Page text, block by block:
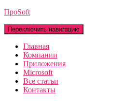
ПроSoft
Переключить навигацию
Главная
Компании
Приложения
Microsoft
Все статьи
Контакты